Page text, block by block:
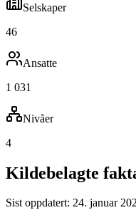
Selskaper
46
Ansatte
1 031
Nivåer
4
Kildebelagte
Sist oppdatert: 24. januar